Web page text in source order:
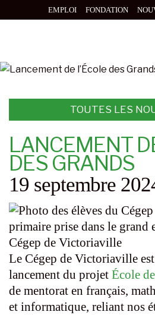
au
EMPLOI FONDATION
TOUTES LES
LANCEMENT
DES GRANDS
19 septembre
Le Cégep de Victoriaville
lancement du projet École
de mentorat en français,
et informatique, reliant nos